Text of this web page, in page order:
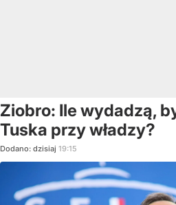
Ziobro: Ile wydadzą,
Tuska przy władzy?
Dodano: dzisiaj 19:15